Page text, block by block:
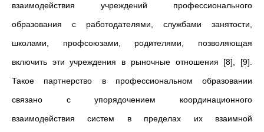
взаимодействия учреждений профессионального
образования с работодателями, службами занятости,
школами, профсоюзами, родителями, позволяющая
включить эти учреждения в рыночные отношения [8], [9].
Такое партнерство в профессиональном образовании
связано с упорядочением координационного
взаимодействия систем в пределах их взаимной